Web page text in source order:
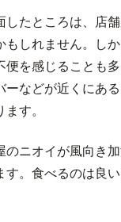
したところは、店
もしれません。し
便を感じることも
ーなどが近くにあ
す。
のニオイが風向き
す。食べるのは良